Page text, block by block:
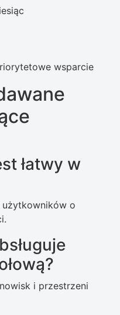
wsparcie
łatwy w
użytkowników o
i przestrzeni